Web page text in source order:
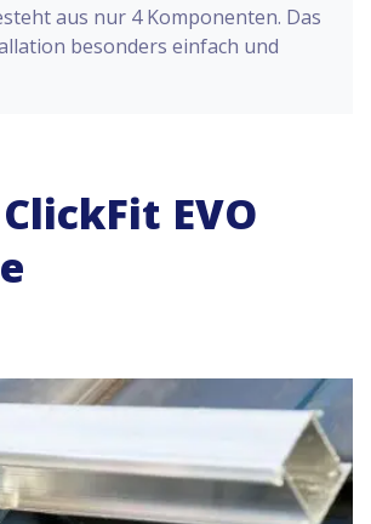
aus nur 4 Komponenten. Das
besonders einfach und
EVO